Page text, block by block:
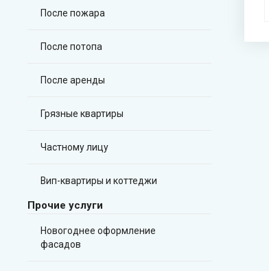
После пожара
После потопа
После аренды
Грязные квартиры
Частному лицу
Вип-квартиры и коттеджи
Прочие услуги
Новогоднее оформление
фасадов